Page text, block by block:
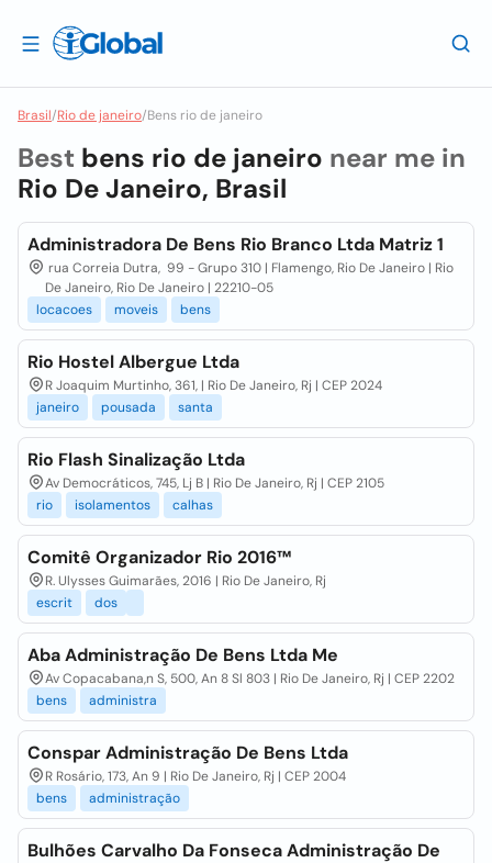
Brasil/Rio de janeiro/Bens rio de janeiro
Best bens rio de janeiro near me in
Rio De Janeiro, Brasil
Administradora De Bens Rio Branco Ltda Matriz 1
rua Correia Dutra, 99 - Grupo 310 | Flamengo, Rio De Janeiro | Rio
De Janeiro, Rio De Janeiro | 22210-05
locacoes
moveis bens
Rio Hostel Albergue Ltda
R Joaquim Murtinho, 361, | Rio De Janeiro, Rj | CEP 2024
janeiro
pousada santa
Rio Flash Sinalização Ltda
Av Democráticos, 745, Lj B | Rio De Janeiro, Rj | CEP 2105
rio
isolamentos calhas
Comitê Organizador Rio 2016™
R. Ulysses Guimarães, 2016 | Rio De Janeiro, Rj
escrit
dos
Aba Administração De Bens Ltda Me
Av Copacabana,n S, 500, An 8 Sl 803 | Rio De Janeiro, Rj | CEP 2202
bens
administra
Conspar Administração De Bens Ltda
R Rosário, 173, An 9 | Rio De Janeiro, Rj | CEP 2004
bens
administração
Bulhões Carvalho Da Fonseca Administração De